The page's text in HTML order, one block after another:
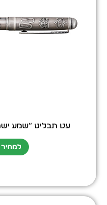
עט תבליט “שמע